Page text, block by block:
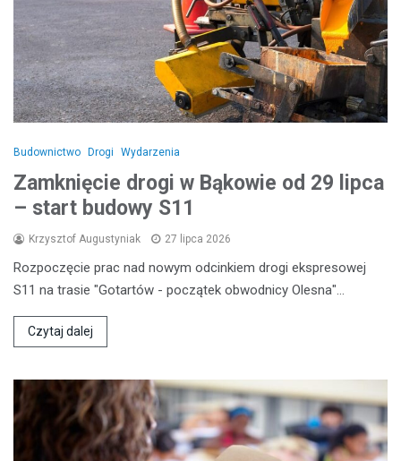
Budownictwo Drogi Wydarzenia
Zamknięcie drogi w Bąkowie od 29 lipca
– start budowy S11
Krzysztof Augustyniak 27 lipca 2026
Rozpoczęcie prac nad nowym odcinkiem drogi ekspresowej
S11 na trasie "Gotartów - początek obwodnicy Olesna"…
Czytaj dalej